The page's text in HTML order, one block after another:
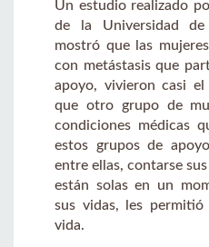
Un estudio realizado
de la Universidad de
mostró que las
con metástasis que
apoyo, vivieron casi
que otro grupo de
condiciones médicas
estos grupos de
entre ellas, contarse
están solas en un
sus vidas, les
vida.